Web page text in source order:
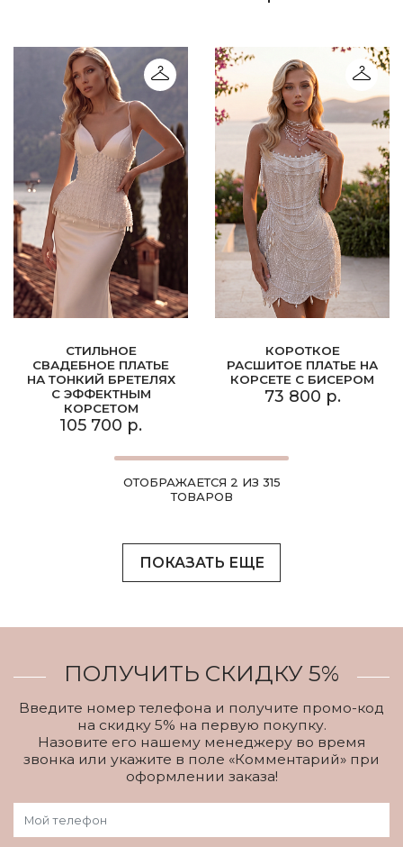
СТИЛЬНОЕ
СВАДЕБНОЕ ПЛАТЬЕ
НА ТОНКИЙ БРЕТЕЛЯХ
С ЭФФЕКТНЫМ
КОРСЕТОМ
105 700 р.
КОРОТКОЕ
РАСШИТОЕ ПЛАТЬЕ НА
КОРСЕТЕ С БИСЕРОМ
73 800 р.
ОТОБРАЖАЕТСЯ 2 ИЗ 315
ТОВАРОВ
ПОКАЗАТЬ ЕЩЕ
ПОЛУЧИТЬ СКИДКУ 5%
Введите номер телефона и получите промо-код
на скидку 5% на первую покупку.
Назовите его нашему менеджеру во время
звонка или укажите в поле «Комментарий» при
оформлении заказа!